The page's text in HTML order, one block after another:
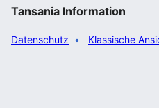
Tansania Information
Datenschutz Klassische